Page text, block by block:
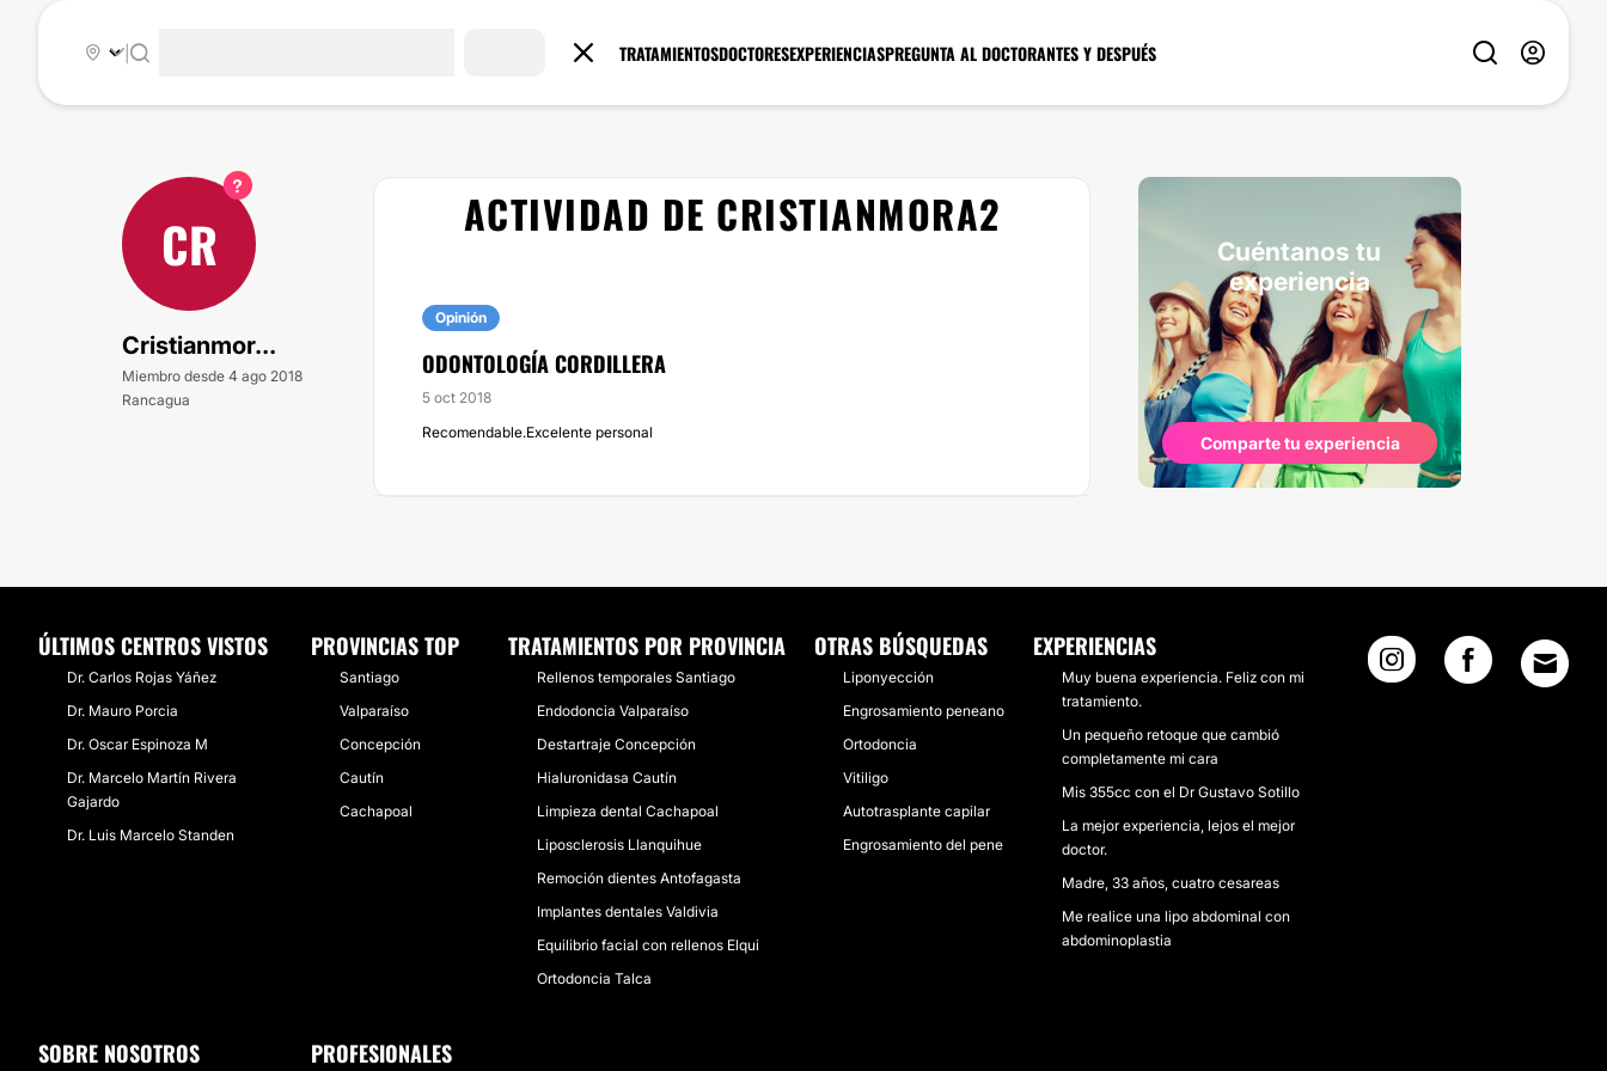
TRATAMIENTOSDOCTORESEXPERIENCIASPREGUNTA AL DOCTORANTES Y DESPUÉS
|
CR
Cristianmor...
Miembro desde 4 ago 2018
Rancagua
ACTIVIDAD DE CRISTIANMORA2
Opinión
ODONTOLOGÍA CORDILLERA
5 oct 2018
Recomendable.Excelente personal
Cuéntanos tu
experiencia
Comparte tu experiencia
ÚLTIMOS CENTROS VISTOS
Dr. Carlos Rojas Yáñez
Dr. Mauro Porcia
Dr. Oscar Espinoza M
Dr. Marcelo Martín Rivera
Gajardo
Dr. Luis Marcelo Standen
PROVINCIAS TOP
Santiago
Valparaíso
Concepción
Cautín
Cachapoal
TRATAMIENTOS POR PROVINCIA
Rellenos temporales Santiago
Endodoncia Valparaíso
Destartraje Concepción
Hialuronidasa Cautín
Limpieza dental Cachapoal
Liposclerosis Llanquihue
Remoción dientes Antofagasta
Implantes dentales Valdivia
Equilibrio facial con rellenos Elqui
Ortodoncia Talca
OTRAS BÚSQUEDAS
Liponyección
Engrosamiento peneano
Ortodoncia
Vitiligo
Autotrasplante capilar
Engrosamiento del pene
EXPERIENCIAS
Muy buena experiencia. Feliz con mi
tratamiento.
Un pequeño retoque que cambió
completamente mi cara
Mis 355cc con el Dr Gustavo Sotillo
La mejor experiencia, lejos el mejor
doctor.
Madre, 33 años, cuatro cesareas
Me realice una lipo abdominal con
abdominoplastia
SOBRE NOSOTROS PROFESIONALES